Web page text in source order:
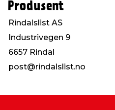
Produsent
Rindalslist AS
Industrivegen 9
6657 Rindal
post@rindalslist.no